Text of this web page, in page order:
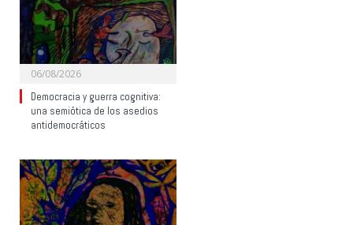
06/08/2026
Democracia y guerra cognitiva:
una semiótica de los asedios
antidemocráticos